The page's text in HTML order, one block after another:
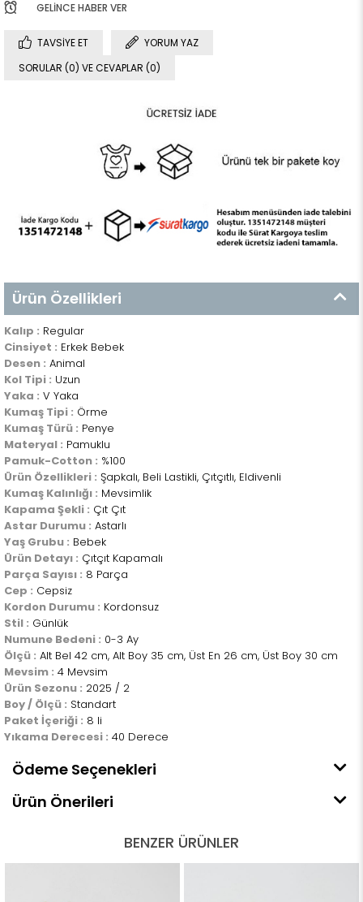
GELINCE HABER VER
TAVSIYE ET
YORUM YAZ
SORULAR (0) VE CEVAPLAR (0)
Ürün Özellikleri
Kalıp : Regular
Cinsiyet : Erkek Bebek
Desen : Animal
Kol Tipi : Uzun
Yaka : V Yaka
Kumaş Tipi : Örme
Kumaş Türü : Penye
Materyal : Pamuklu
Pamuk-Cotton : %100
Ürün Özellikleri : Şapkalı, Beli Lastikli, Çıtçıtlı, Eldivenli
Kumaş Kalınlığı : Mevsimlik
Kapama Şekli : Çıt Çıt
Astar Durumu : Astarlı
Yaş Grubu : Bebek
Ürün Detayı : Çıtçıt Kapamalı
Parça Sayısı : 8 Parça
Cep : Cepsiz
Kordon Durumu : Kordonsuz
Stil : Günlük
Numune Bedeni : 0-3 Ay
Ölçü : Alt Bel 42 cm, Alt Boy 35 cm, Üst En 26 cm, Üst Boy 30 cm
Mevsim : 4 Mevsim
Ürün Sezonu : 2025 / 2
Boy / Ölçü : Standart
Paket İçeriği : 8 li
Yıkama Derecesi : 40 Derece
Ödeme Seçenekleri
Ürün Önerileri
BENZER ÜRÜNLER